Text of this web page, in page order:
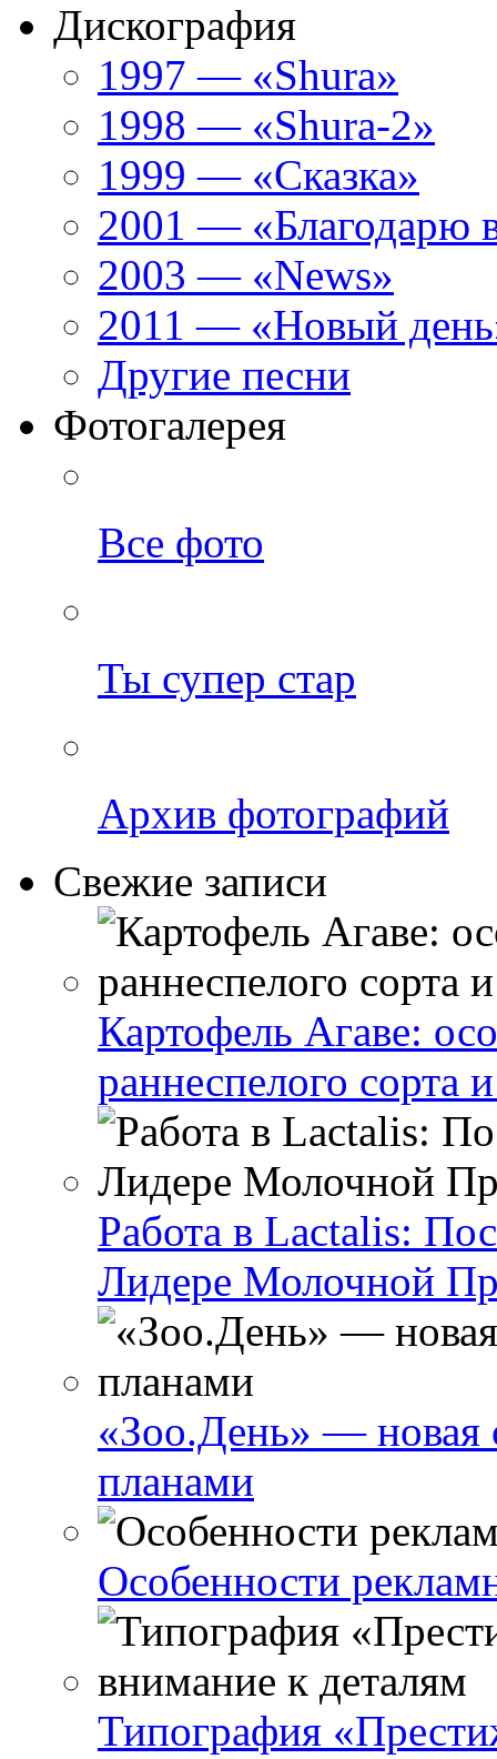
Дискография
1997 — «Shura»
1998 — «Shura-2»
1999 — «Сказка»
2001 — «Благодарю
2003 — «News»
2011 — «Новый
Другие песни
Фотогалерея
Все фото
Ты супер стар
Архив фотографий
Свежие записи
Картофель Агаве:
раннеспелого сорта
Работа в Lactalis:
Лидере Молочной
«Зоо.День» — новая
планами
Особенности
Типография